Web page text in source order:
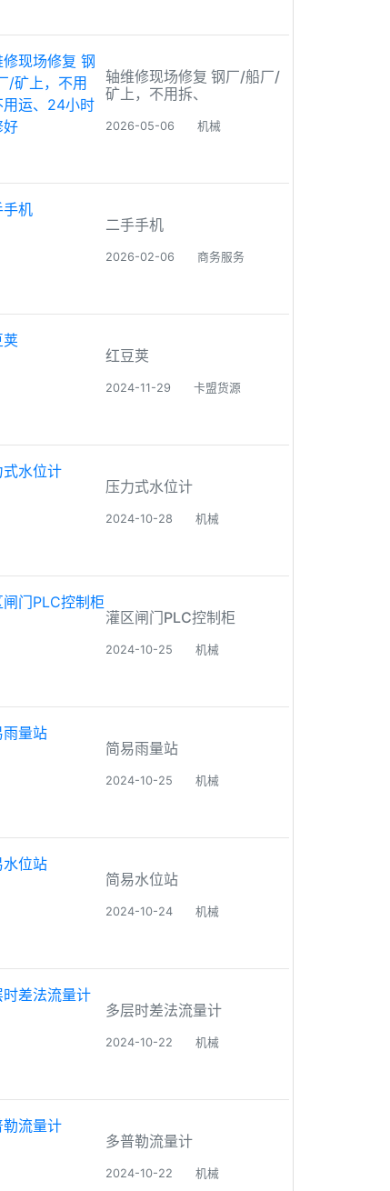
轴维修现场修复 钢厂/船厂/
矿上，不用拆、
2026-05-06 机械
二手手机
2026-02-06 商务服务
红豆荚
2024-11-29 卡盟货源
压力式水位计
2024-10-28 机械
灌区闸门PLC控制柜
2024-10-25 机械
简易雨量站
2024-10-25 机械
简易水位站
2024-10-24 机械
多层时差法流量计
2024-10-22 机械
多普勒流量计
2024-10-22 机械